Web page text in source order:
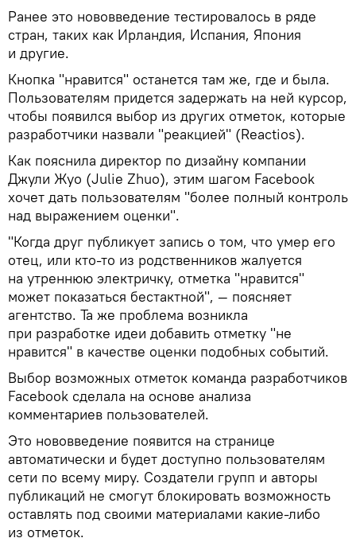
Ранее это нововведение тестировалось в ряде
стран, таких как Ирландия, Испания, Япония
и другие.
Кнопка "нравится" останется там же, где и была.
Пользователям придется задержать на ней курсор,
чтобы появился выбор из других отметок, которые
разработчики назвали "реакцией" (Reactios).
Как пояснила директор по дизайну компании
Джули Жуо (Julie Zhuo), этим шагом Facebook
хочет дать пользователям "более полный контроль
над выражением оценки".
"Когда друг публикует запись о том, что умер его
отец, или кто-то из родственников жалуется
на утреннюю электричку, отметка "нравится"
может показаться бестактной", — поясняет
агентство. Та же проблема возникла
при разработке идеи добавить отметку "не
нравится" в качестве оценки подобных событий.
Выбор возможных отметок команда разработчиков
Facebook сделала на основе анализа
комментариев пользователей.
Это нововведение появится на странице
автоматически и будет доступно пользователям
сети по всему миру. Создатели групп и авторы
публикаций не смогут блокировать возможность
оставлять под своими материалами какие-либо
из отметок.